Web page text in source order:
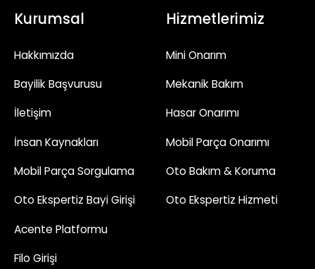
Kurumsal
Hakkımızda
Bayilik Başvurusu
İletişim
İnsan Kaynakları
Mobil Parça Sorgulama
Oto Ekspertiz Bayi Girişi
Acente Platformu
Filo Girişi
Hizmetlerimiz
Mini Onarım
Mekanik Bakım
Hasar Onarımı
Mobil Parça Onarımı
Oto Bakım & Koruma
Oto Ekspertiz Hizmeti